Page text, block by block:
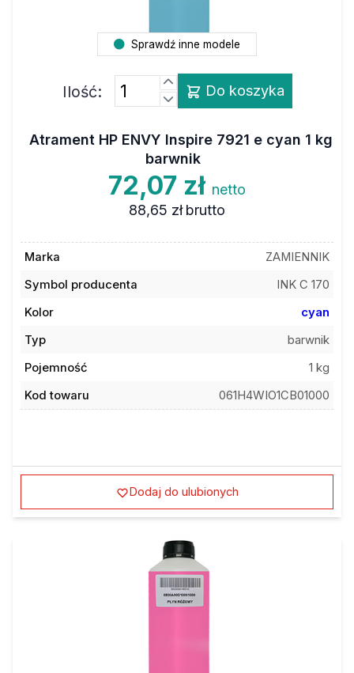
Sprawdź inne modele
Ilość: Do koszyka
Atrament HP ENVY Inspire 7921 e cyan 1 kg
barwnik
72,07 zł netto
88,65 zł brutto
Marka
ZAMIENNIK
Symbol producenta
INK C 170
Kolor
cyan
Typ
barwnik
Pojemność
1 kg
Kod towaru
061H4WIO1CB01000
Dodaj do ulubionych